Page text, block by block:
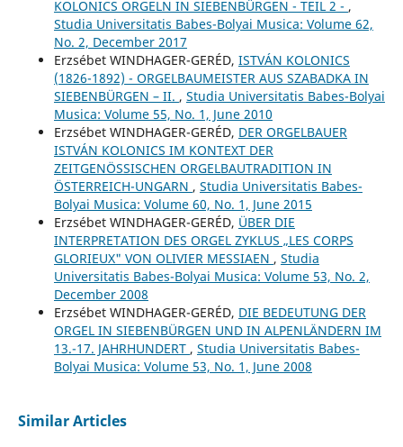
KOLONICS ORGELN IN SIEBENBÜRGEN - TEIL 2 - ,
Studia Universitatis Babes-Bolyai Musica: Volume 62,
No. 2, December 2017
Erzsébet WINDHAGER-GERÉD, ISTVÁN KOLONICS
(1826-1892) - ORGELBAUMEISTER AUS SZABADKA IN
SIEBENBÜRGEN – II. , Studia Universitatis Babes-Bolyai
Musica: Volume 55, No. 1, June 2010
Erzsébet WINDHAGER-GERÉD, DER ORGELBAUER
ISTVÁN KOLONICS IM KONTEXT DER
ZEITGENÖSSISCHEN ORGELBAUTRADITION IN
ÖSTERREICH-UNGARN , Studia Universitatis Babes-
Bolyai Musica: Volume 60, No. 1, June 2015
Erzsébet WINDHAGER-GERÉD, ÜBER DIE
INTERPRETATION DES ORGEL ZYKLUS „LES CORPS
GLORIEUX" VON OLIVIER MESSIAEN , Studia
Universitatis Babes-Bolyai Musica: Volume 53, No. 2,
December 2008
Erzsébet WINDHAGER-GERÉD, DIE BEDEUTUNG DER
ORGEL IN SIEBENBÜRGEN UND IN ALPENLÄNDERN IM
13.-17. JAHRHUNDERT , Studia Universitatis Babes-
Bolyai Musica: Volume 53, No. 1, June 2008
Similar Articles